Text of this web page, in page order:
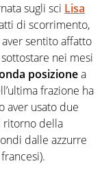
sugli sci Lisa
di scorrimento,
sentito affatto
nei mesi
posizionea
frazione ha
aver usato due
ritorno della
dalle azzurre